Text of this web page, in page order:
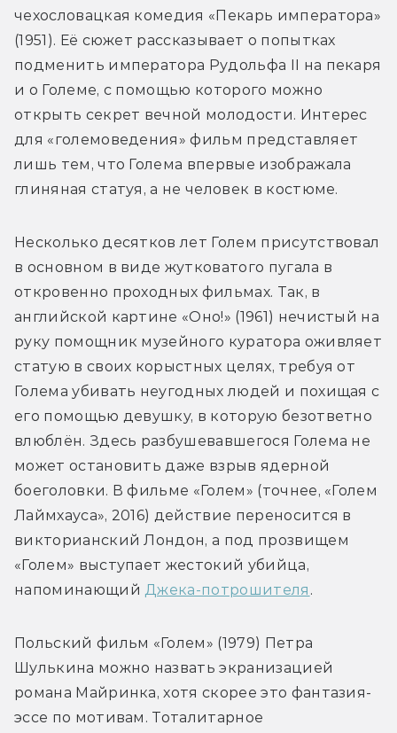
чехословацкая комедия «Пекарь императора»
(1951). Её сюжет рассказывает о попытках
подменить императора Рудольфа II на пекаря
и о Големе, с помощью которого можно
открыть секрет вечной молодости. Интерес
для «големоведения» фильм представляет
лишь тем, что Голема впервые изображала
глиняная статуя, а не человек в костюме.
Несколько десятков лет Голем присутствовал
в основном в виде жутковатого пугала в
откровенно проходных фильмах. Так, в
английской картине «Оно!» (1961) нечистый на
руку помощник музейного куратора оживляет
статую в своих корыстных целях, требуя от
Голема убивать неугодных людей и похищая с
его помощью девушку, в которую безответно
влюблён. Здесь разбушевавшегося Голема не
может остановить даже взрыв ядерной
боеголовки. В фильме «Голем» (точнее, «Голем
Лаймхауса», 2016) действие переносится в
викторианский Лондон, а под прозвищем
«Голем» выступает жестокий убийца,
напоминающий Джека-потрошителя .
Польский фильм «Голем» (1979) Петра
Шулькина можно назвать экранизацией
романа Майринка, хотя скорее это фантазия-
эссе по мотивам. Тоталитарное